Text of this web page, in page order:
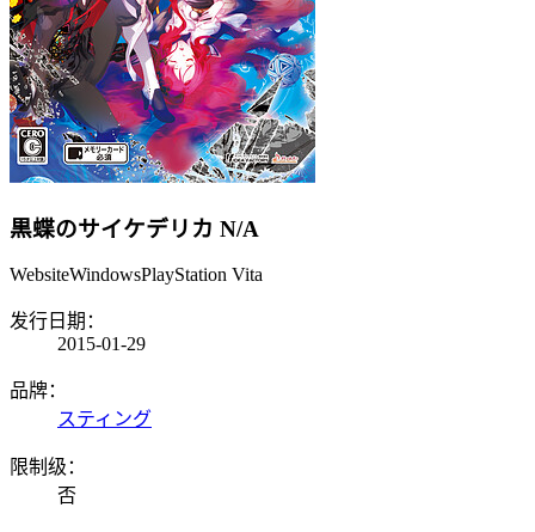
黒蝶のサイケデリカ N/A
WebsiteWindowsPlayStation Vita
发行日期：
2015-01-29
品牌：
スティング
限制级：
否